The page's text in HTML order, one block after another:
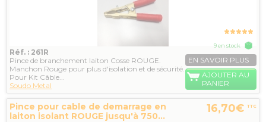
Réf. : 261R
Pince de branchement laiton Cosse ROUGE.
Manchon Rouge pour plus d'isolation et de sécurité.
Pour Kit Câble...
Soudo Metal
9 en stock
EN SAVOIR PLUS
AJOUTER AU
PANIER
Pince pour cable de demarrage en
laiton isolant ROUGE jusqu'à 750...
16,70€ TTC